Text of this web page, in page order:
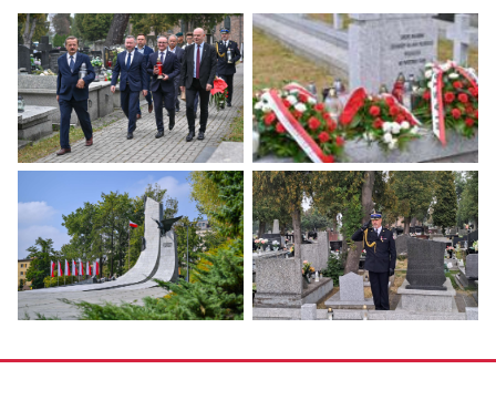
Pokaż
zdjęcie
1
galerii.
Pokaż
zdjęcie
2
z
galerii.
zdjęcie
zdjęcie